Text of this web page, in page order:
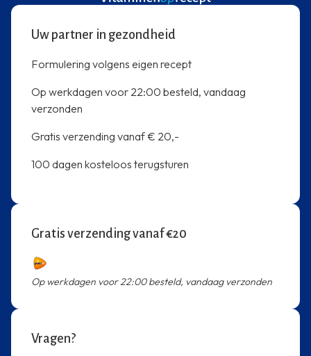
Uw partner in gezondheid
Formulering volgens eigen recept
Op werkdagen voor 22:00 besteld, vandaag
verzonden
Gratis verzending vanaf € 20,-
100 dagen kosteloos terugsturen
Gratis verzending vanaf €20
Op werkdagen voor 22:00 besteld, vandaag verzonden
Vragen?